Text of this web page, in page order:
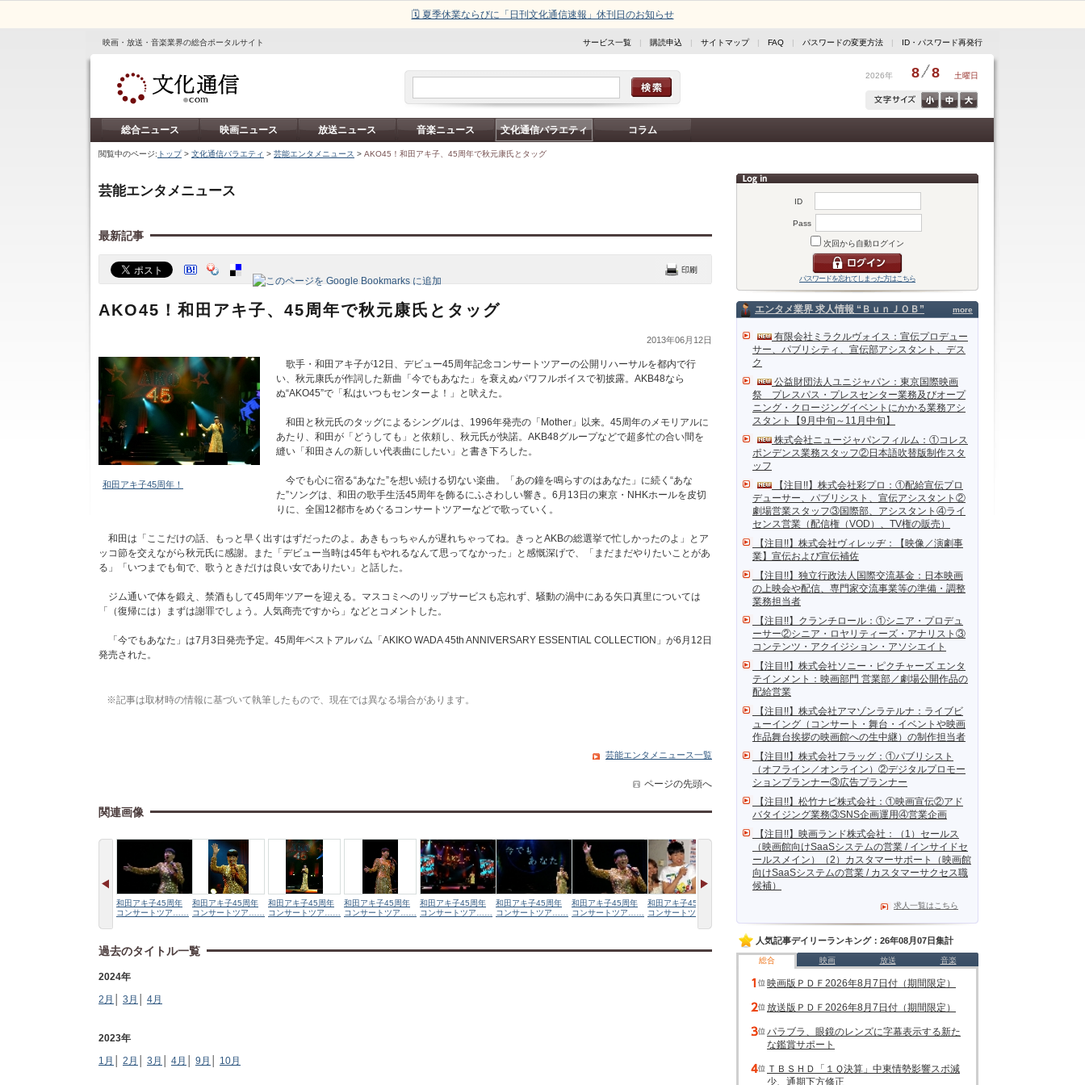
🗓️ 夏季休業ならびに「日刊文化通信速報」休刊日のお知らせ
映画・放送・音楽業界の総合ポータルサイト サービス一覧 | 購読申込 | サイトマップ| FAQ | パスワードの変更方法 | ID・パスワード再発行
2026年 8 8 土曜日
総合ニュース 映画ニュース 放送ニュース 音楽ニュース 文化通信バラエティ コラム
閲覧中のページ: トップ> 文化通信バラエティ > 芸能エンタメニュース > AKO45！和田アキ子、45周年で秋元康氏とタッグ
ID
Pass
次回から自動ログイン
パスワードを忘れてしまった方はこちら
more
エンタメ業界 求人情報 “ＢｕｎＪＯＢ”
有限会社ミラクルヴォイス：宣伝プロデュー
サー、パブリシティ、宣伝部アシスタント、デス
ク
公益財団法人ユニジャパン：東京国際映画
祭 プレスパス・プレスセンター業務及びオープ
ニング・クロージングイベントにかかる業務アシ
スタント【9月中旬～11月中旬】
株式会社ニュージャパンフィルム：①コレス
ポンデンス業務スタッフ②日本語吹替版制作スタ
ッフ
【注目!!】株式会社彩プロ：①配給宣伝プロ
デューサー、パブリシスト、宣伝アシスタント②
劇場営業スタッフ③国際部、アシスタント④ライ
センス営業（配信権（VOD）、TV権の販売）
【注目!!】株式会社ヴィレッヂ：【映像／演劇事
業】宣伝および宣伝補佐
【注目!!】独立行政法人国際交流基金：日本映画
の上映会や配信、専門家交流事業等の準備・調整
業務担当者
【注目!!】クランチロール：①シニア・プロデュ
ーサー②シニア・ロヤリティーズ・アナリスト③
コンテンツ・アクイジション・アソシエイト
【注目!!】株式会社ソニー・ピクチャーズ エンタ
テインメント：映画部門 営業部／劇場公開作品の
配給営業
【注目!!】株式会社アマゾンラテルナ：ライブビ
ューイング（コンサート・舞台・イベントや映画
作品舞台挨拶の映画館への生中継）の制作担当者
【注目!!】株式会社フラッグ：①パブリシスト
（オフライン／オンライン）②デジタルプロモー
ションプランナー③広告プランナー
【注目!!】松竹ナビ株式会社：①映画宣伝②アド
バタイジング業務③SNS企画運用④営業企画
【注目!!】映画ランド株式会社：（1）セールス
（映画館向けSaaSシステムの営業 / インサイドセ
ールスメイン）（2）カスタマーサポート（映画館
向けSaaSシステムの営業 / カスタマーサクセス職
候補）
求人一覧はこちら
人気記事デイリーランキング：26年08月07日集計
総合 映画 放送 音楽
映画版ＰＤＦ2026年8月7日付（期間限定）
放送版ＰＤＦ2026年8月7日付（期間限定）
パラブラ、眼鏡のレンズに字幕表示する新た
な鑑賞サポート
ＴＢＳＨＤ「１Ｑ決算」中東情勢影響スポ減
少、通期下方修正
芸能エンタメニュース
最新記事
AKO45！和田アキ子、45周年で秋元康氏とタッグ
2013年06月12日
和田アキ子45周年！
歌手・和田アキ子が12日、デビュー45周年記念コンサートツアーの公開リハーサルを都内で行
い、秋元康氏が作詞した新曲「今でもあなた」を衰えぬパワフルボイスで初披露。AKB48なら
ぬ“AKO45”で「私はいつもセンターよ！」と吠えた。
和田と秋元氏のタッグによるシングルは、1996年発売の「Mother」以来。45周年のメモリアルに
あたり、和田が「どうしても」と依頼し、秋元氏が快諾。AKB48グループなどで超多忙の合い間を
縫い「和田さんの新しい代表曲にしたい」と書き下ろした。
今でも心に宿る“あなた”を想い続ける切ない楽曲。「あの鐘を鳴らすのはあなた」に続く“あな
た”ソングは、和田の歌手生活45周年を飾るにふさわしい響き。6月13日の東京・NHKホールを皮切
りに、全国12都市をめぐるコンサートツアーなどで歌っていく。
和田は「ここだけの話、もっと早く出すはずだったのよ。あきもっちゃんが遅れちゃってね。きっとAKBの総選挙で忙しかったのよ」とア
ッコ節を交えながら秋元氏に感謝。また「デビュー当時は45年もやれるなんて思ってなかった」と感慨深げで、「まだまだやりたいことがあ
る」「いつまでも旬で、歌うときだけは良い女でありたい」と話した。
ジム通いで体を鍛え、禁酒もして45周年ツアーを迎える。マスコミへのリップサービスも忘れず、騒動の渦中にある矢口真里については
「（復帰には）まずは謝罪でしょう。人気商売ですから」などとコメントした。
「今でもあなた」は7月3日発売予定。45周年ベストアルバム「AKIKO WADA 45th ANNIVERSARY ESSENTIAL COLLECTION」が6月12日
発売された。
※記事は取材時の情報に基づいて執筆したもので、現在では異なる場合があります。
芸能エンタメニュース一覧
ページの先頭へ
関連画像
和田アキ子45周年
コンサートツア……
和田アキ子45周年
コンサートツア……
和田アキ子45周年
コンサートツア……
和田アキ子45周年
コンサートツア……
和田アキ子45周年
コンサートツア……
和田アキ子45周年
コンサートツア……
和田アキ子45周年
コンサートツア……
和田アキ子45周年
コンサートツア……
過去のタイトル一覧
2024年
2月
3月 4月
2023年
1月
2月 3月 4月 9月 10月